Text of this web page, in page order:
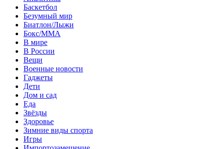
Баскетбол
Безумный мир
Биатлон/Лыжи
Бокс/MMA
В мире
В России
Вещи
Военные новости
Гаджеты
Дети
Дом и сад
Еда
Звёзды
Здоровье
Зимние виды спорта
Игры